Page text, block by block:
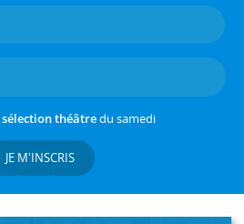
sélection théâtredu samedi
JE M'INSCRIS